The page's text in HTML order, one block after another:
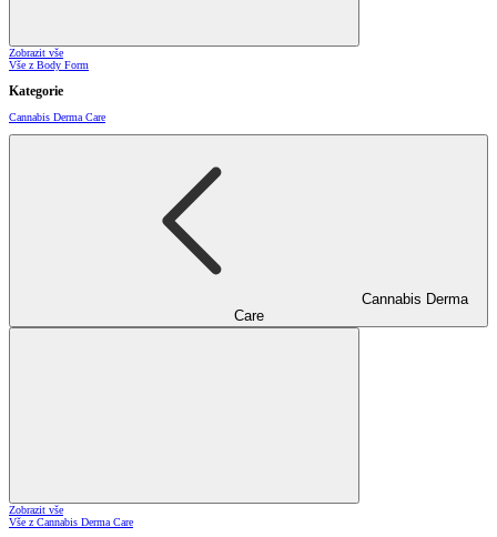
Zobrazit vše
Vše z Body Form
Kategorie
Cannabis Derma Care
Cannabis Derma
Care
Zobrazit vše
Vše z Cannabis Derma Care